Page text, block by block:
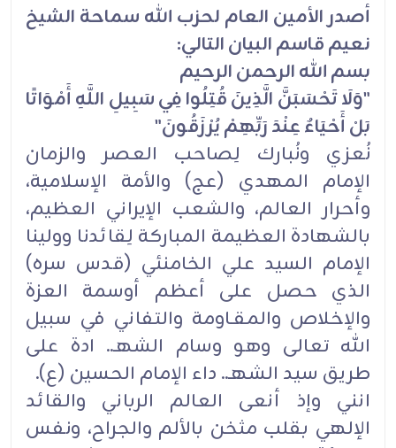
أصدر الأمين العام لحزب الله سماحة الشيخ
نعيم قاسم البيان التالي:
بسم الله الرحمن الرحيم
‏"وَلَا تَحْسَبَنَّ الَّذِينَ قُتِلُوا فِي سَبِيلِ اللَّهِ أَمْوَاتًا
بَلْ أَحْيَاءٌ عِنْدَ رَبِّهِمْ يُرْزَقُونَ"‏
نُعزي ونُبارك لِصاحب العصر والزمان
الإمام المهدي (عج) والأمة الإسلامية،
وأحرار العالم، والشعب الإيراني العظيم،
‏بالشهادة العظيمة المباركة لِقائدنا وولينا
الإمام السيد علي الخامنئي (قدس سره)
الذي حصل على أعظم أوسمة العزة
‏والإخلاص والمقـاومة والتفاني في سبيل
الله تعالى وهو وسام الشهـ.. ادة على
طريق سيد الشهـ.. داء الإمام الحسين (ع).‏
انني وإذ أنعى العالم الرباني والقائد
الإلهي بقلب مثخن بالألم والجراح، ونفس